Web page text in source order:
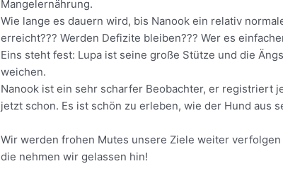
Mangelernährung.
Wie lange es dauern wird, bis Nanook ein relativ
erreicht??? Werden Defizite bleiben??? Wer es
Eins steht fest: Lupa ist seine große Stütze und die
weichen.
Nanook ist ein sehr scharfer Beobachter, er registriert
jetzt schon. Es ist schön zu erleben, wie der Hund aus
Wir werden frohen Mutes unsere Ziele weiter
die nehmen wir gelassen hin!